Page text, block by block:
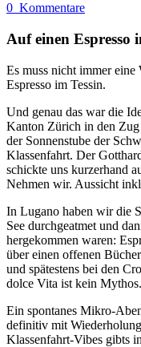
0 Kommentare
Auf einen Espresso
Es muss nicht immer eine
Espresso im Tessin.
Und genau das war die
Kanton Zürich in den Zug
der Sonnenstube der
Klassenfahrt. Der
schickte uns kurzerhand
Nehmen wir. Aussicht
In Lugano haben wir die
See durchgeatmet und
hergekommen waren:
über einen offenen
und spätestens bei den
dolce Vita ist kein Mythos.
Ein spontanes Mikro-
definitiv mit
Klassenfahrt-Vibes gibts